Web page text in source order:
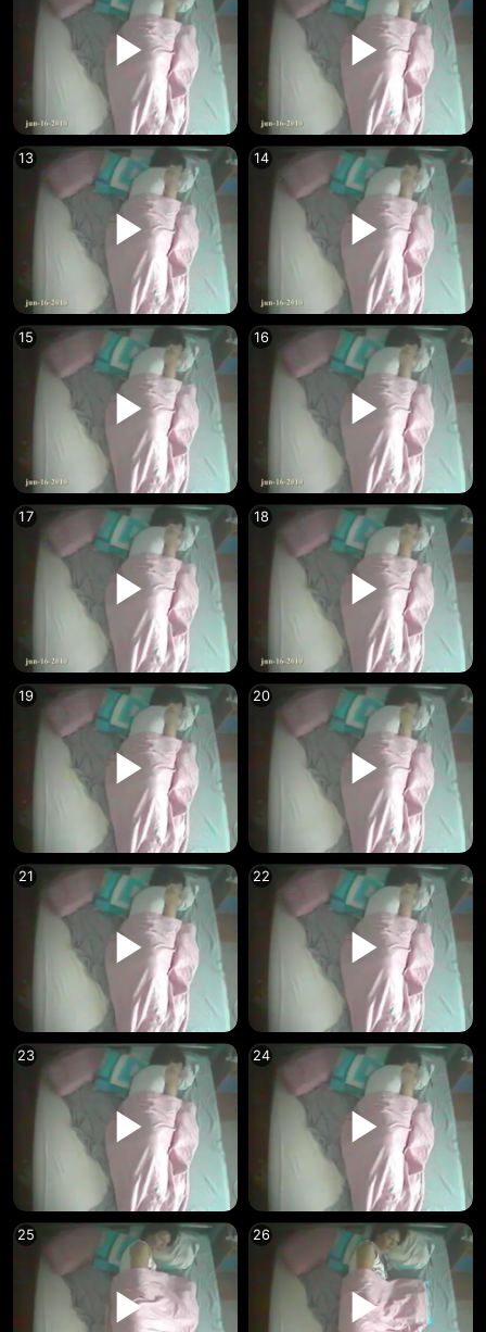
13 14
15 16
17 18
19 20
21 22
23 24
25 26